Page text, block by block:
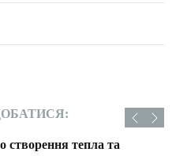
створення тепла та